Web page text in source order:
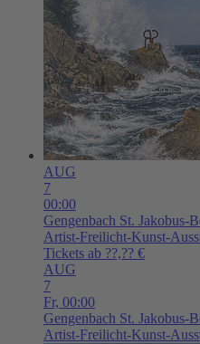
AUG
7
00:00
Gengenbach St. Jakobus-
Artist-Freilicht-Kunst-
Tickets ab ??,?? €
AUG
7
Fr, 00:00
Gengenbach St. Jakobus-
Artist-Freilicht-Kunst-